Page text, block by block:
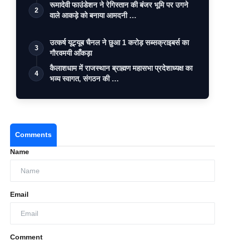
2
रूमादेवी फाउंडेशन ने रेगिस्तान की बंजर भूमि पर उगने
वाले आकड़े को बनाया आमदनी …
3
उत्कर्ष यूट्यूब चैनल ने छुआ 1 करोड़ सब्सक्राइबर्स का
गौरवमयी आँकड़ा
4
कैलाशधाम में राजस्थान ब्राह्मण महासभा प्रदेशाध्यक्ष का
भव्य स्वागत, संगठन की …
Comments
Name
Email
Comment